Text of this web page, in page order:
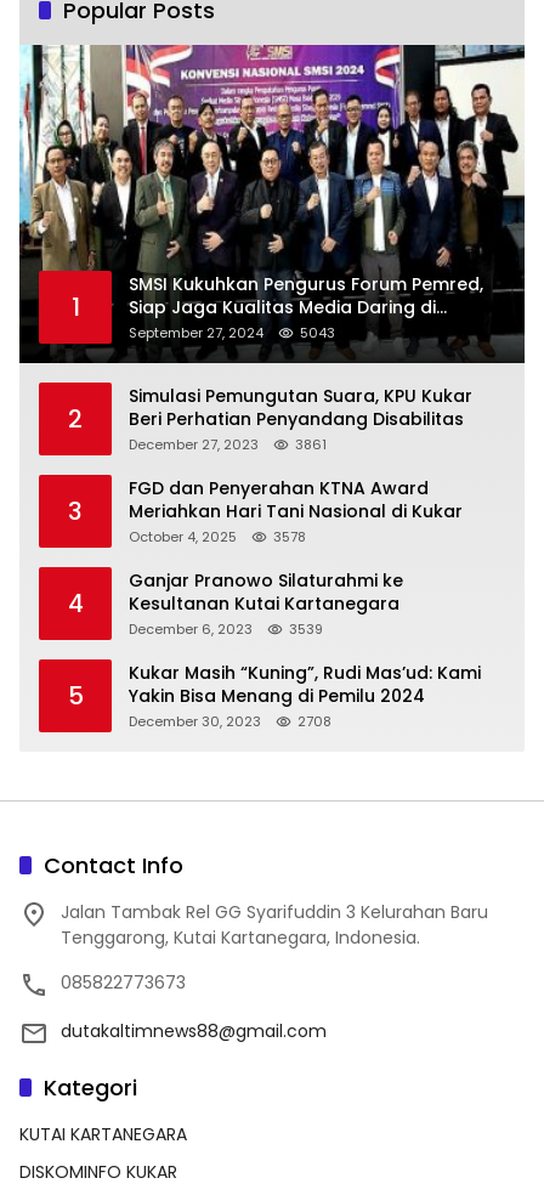
Popular Posts
1
SMSI Kukuhkan Pengurus Forum Pemred,
Siap Jaga Kualitas Media Daring di
Indonesia
September 27, 2024 5043
2
Simulasi Pemungutan Suara, KPU Kukar
Beri Perhatian Penyandang Disabilitas
December 27, 2023 3861
3
FGD dan Penyerahan KTNA Award
Meriahkan Hari Tani Nasional di Kukar
October 4, 2025 3578
4
Ganjar Pranowo Silaturahmi ke
Kesultanan Kutai Kartanegara
December 6, 2023 3539
5
Kukar Masih “Kuning”, Rudi Mas’ud: Kami
Yakin Bisa Menang di Pemilu 2024
December 30, 2023 2708
Contact Info
Jalan Tambak Rel GG Syarifuddin 3 Kelurahan Baru
Tenggarong, Kutai Kartanegara, Indonesia.
085822773673
dutakaltimnews88@gmail.com
Kategori
KUTAI KARTANEGARA
DISKOMINFO KUKAR